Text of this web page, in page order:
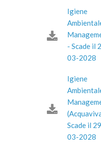
Igiene
- Scade il
03-2028
Igiene
Scade il
03-2028